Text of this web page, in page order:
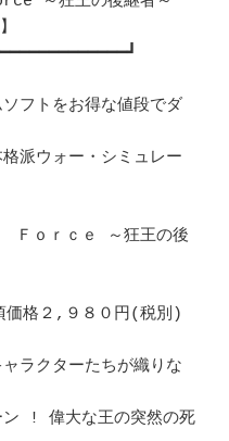
フトをお得な値段でダ
派ウォー・シミュレー
価格２,９８０円(税別)
ラクターたちが織りな
ン ! 偉大な王の突然の死